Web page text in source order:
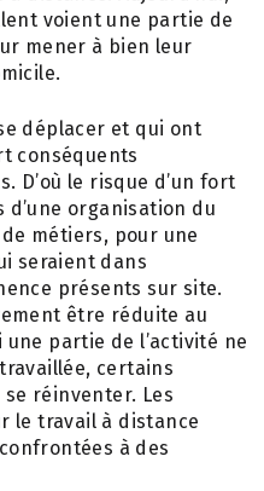
voient une partie de
mener à bien leur
déplacer et qui ont
conséquents
D’où le risque d’un fort
organisation du
métiers, pour une
seraient dans
présents sur site.
être réduite au
partie de l’activité ne
certains
réinventer. Les
le travail à distance
à des